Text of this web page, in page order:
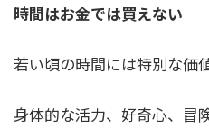
時間はお金では買えない
若い頃の時間には特別な価
身体的な活力、好奇心、冒